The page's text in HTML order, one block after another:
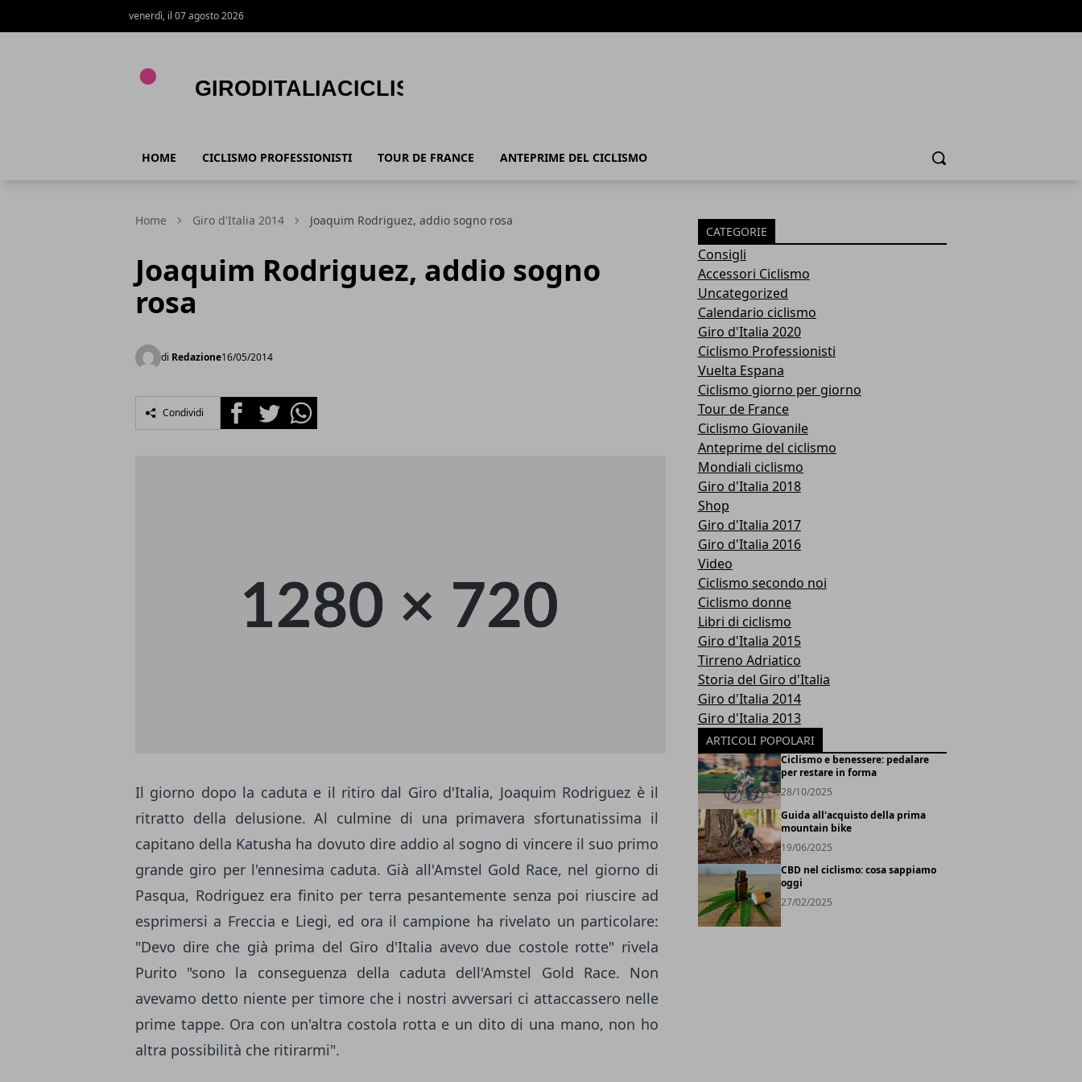
venerdì, il 07 agosto 2026
HOME CICLISMO PROFESSIONISTI TOUR DE FRANCE ANTEPRIME DEL CICLISMO Cerca
Home Giro d'Italia 2014 Joaquim Rodriguez, addio sogno rosa
Joaquim Rodriguez, addio sogno
rosa
di Redazione16/05/2014
Condividi FacebookTwitterWhatsapp
Il giorno dopo la caduta e il ritiro dal Giro d'Italia, Joaquim Rodriguez è il
ritratto della delusione. Al culmine di una primavera sfortunatissima il
capitano della Katusha ha dovuto dire addio al sogno di vincere il suo primo
grande giro per l'ennesima caduta. Già all'Amstel Gold Race, nel giorno di
Pasqua, Rodriguez era finito per terra pesantemente senza poi riuscire ad
esprimersi a Freccia e Liegi, ed ora il campione ha rivelato un particolare:
"Devo dire che già prima del Giro d'Italia avevo due costole rotte" rivela
Purito "sono la conseguenza della caduta dell'Amstel Gold Race. Non
avevamo detto niente per timore che i nostri avversari ci attaccassero nelle
prime tappe. Ora con un'altra costola rotta e un dito di una mano, non ho
altra possibilità che ritirarmi".
CATEGORIE
Consigli
Accessori Ciclismo
Uncategorized
Calendario ciclismo
Giro d'Italia 2020
Ciclismo Professionisti
Vuelta Espana
Ciclismo giorno per giorno
Tour de France
Ciclismo Giovanile
Anteprime del ciclismo
Mondiali ciclismo
Giro d'Italia 2018
Shop
Giro d'Italia 2017
Giro d'Italia 2016
Video
Ciclismo secondo noi
Ciclismo donne
Libri di ciclismo
Giro d'Italia 2015
Tirreno Adriatico
Storia del Giro d'Italia
Giro d'Italia 2014
Giro d'Italia 2013
ARTICOLI POPOLARI
Ciclismo e benessere: pedalare
per restare in forma
28/10/2025
Guida all'acquisto della prima
mountain bike
19/06/2025
CBD nel ciclismo: cosa sappiamo
oggi
27/02/2025